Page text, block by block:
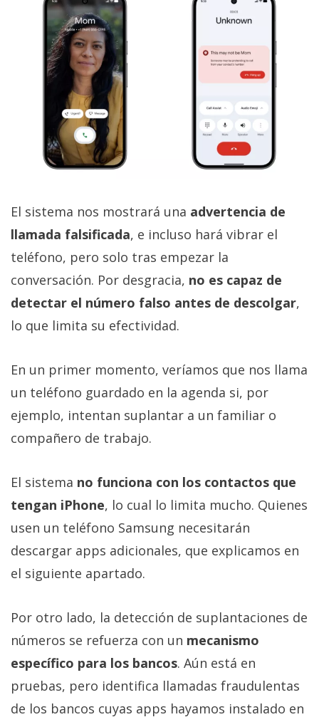
El sistema nos mostrará una advertencia de
llamada falsificada, e incluso hará vibrar el
teléfono, pero solo tras empezar la
conversación. Por desgracia, no es capaz de
detectar el número falso antes de descolgar,
lo que limita su efectividad.
En un primer momento, veríamos que nos llama
un teléfono guardado en la agenda si, por
ejemplo, intentan suplantar a un familiar o
compañero de trabajo.
El sistema no funciona con los contactos que
tengan iPhone, lo cual lo limita mucho. Quienes
usen un teléfono Samsung necesitarán
descargar apps adicionales, que explicamos en
el siguiente apartado.
Por otro lado, la detección de suplantaciones de
números se refuerza con un mecanismo
específico para los bancos. Aún está en
pruebas, pero identifica llamadas fraudulentas
de los bancos cuyas apps hayamos instalado en